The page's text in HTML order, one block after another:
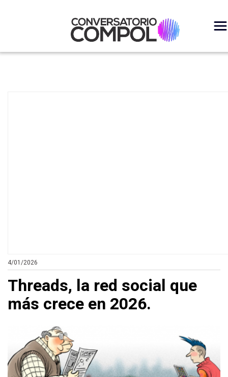
4/01/2026
Threads, la red social que
más crece en 2026.